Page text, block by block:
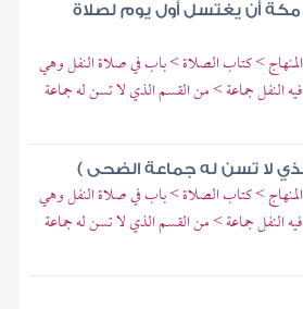
أن يغتسل أول يوم لصلاة
المنهاج > كتاب الصلاة > باب في صلاة النفل وهي
النفل جماعة > من القسم الذي لا تسن له جماعة
لا تسن له جماعة الضحى )
المنهاج > كتاب الصلاة > باب في صلاة النفل وهي
النفل جماعة > من القسم الذي لا تسن له جماعة